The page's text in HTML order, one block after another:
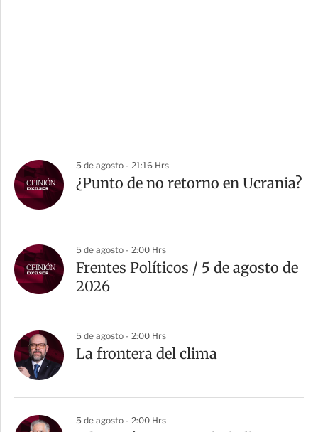
5 de agosto - 21:16 Hrs
¿Punto de no retorno en Ucrania?
5 de agosto - 2:00 Hrs
Frentes Políticos / 5 de agosto de
2026
5 de agosto - 2:00 Hrs
La frontera del clima
5 de agosto - 2:00 Hrs